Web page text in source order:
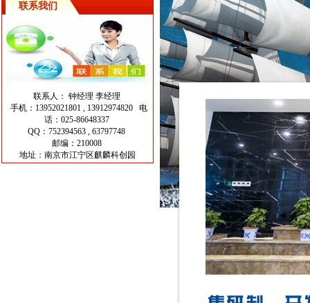
联系我们
联系人： 钟经理 李经理
手机：13952021801 , 13912974820 电
话：025-86648337
QQ：752394563 , 63797748
邮编：210008
地址：南京市江宁区麒麟科创园